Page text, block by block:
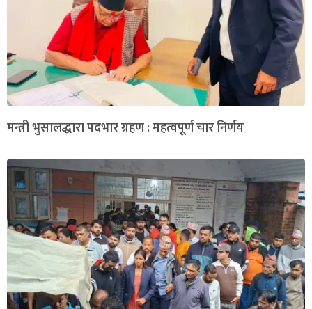
मन्त्री भुसालद्धारा पदभार ग्रहण : महत्वपूर्ण चार निर्णय